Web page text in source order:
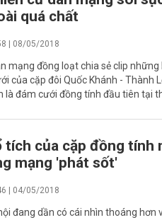
quá chất
| 08/05/2018
mạng đồng loạt chia sẻ clip những
của cặp đôi Quốc Khánh - Thành
là đám cưới đồng tính đầu tiên tại
tích của cặp đồng tính
mạng 'phát sốt'
| 04/05/2018
đang dần có cái nhìn thoáng hơn